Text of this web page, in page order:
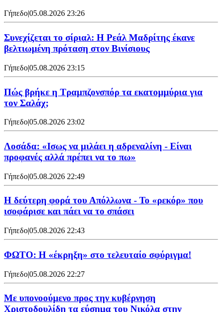
Γήπεδο|05.08.2026 23:26
Συνεχίζεται το σίριαλ: Η Ρεάλ Μαδρίτης έκανε
βελτιωμένη πρόταση στον Βινίσιους
Γήπεδο|05.08.2026 23:15
Πώς βρήκε η Τραμπζονσπόρ τα εκατομμύρια για
τον Σαλάχ;
Γήπεδο|05.08.2026 23:02
Λοσάδα: «Ισως να μιλάει η αδρεναλίνη - Είναι
προφανές αλλά πρέπει να το πω»
Γήπεδο|05.08.2026 22:49
Η δεύτερη φορά του Απόλλωνα - Το «ρεκόρ» που
ισοφάρισε και πάει να το σπάσει
Γήπεδο|05.08.2026 22:43
ΦΩΤΟ: Η «έκρηξη» στο τελευταίο σφύριγμα!
Γήπεδο|05.08.2026 22:27
Με υπονοούμενο προς την κυβέρνηση
Χριστοδουλίδη τα εύσημα του Νικόλα στην